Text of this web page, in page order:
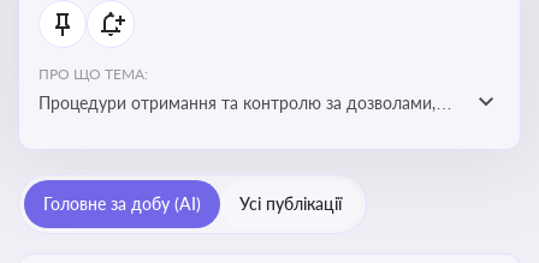
ПРО ЩО ТЕМА:
Процедури отримання та контролю за дозволами,
законодавстві, щоб уникнути порушень та
забезпечити відповідність вимогам регуляторних
Головне за добу (AI) Усі публікації